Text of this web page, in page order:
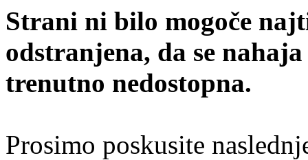
Strani ni bilo mogoče
odstranjena, da se
trenutno nedostopna.
Prosimo poskusite